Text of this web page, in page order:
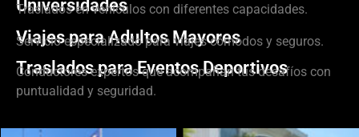
Universidades
Traslados en vehículos con diferentes capacidades.
Viajes para Adultos Mayores
Servicio especializado para viajes cómodos y seguros.
Traslados para Eventos Deportivos
Conductores expertos que acompañan tus desafíos con
puntualidad y seguridad.